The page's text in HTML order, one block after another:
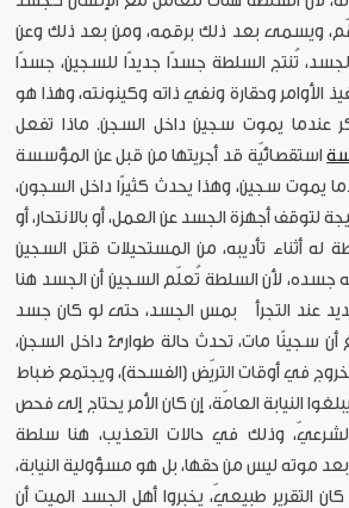
ويسمى بعد ذلك برقمه، ومن بعد ذلك وعن
تُنتج السلطة جسدًا جديدًا للسجين، جسدًا
الأوامر وحقارة ونفي ذاته وكينونته، وهذا هو
عندما يموت سجين داخل السجن. ماذا تفعل
استقصائيّة قد أجريتها من قبل عن المؤسسة
يموت سجين، وهذا يحدث كثيرًا داخل السجون،
لتوقف أجهزة الجسد عن العمل، أو بالانتحار، أو
له أثناء تأديبه، من المستحيلات قتل السجين
جسده، لأن السلطة تُعلّم السجين أن الجسد هنا
عند التجرأ بمس الجسد، حتى لو كان جسد
أن سجينًا مات، تحدث حالة طوارئ داخل السجن،
في أوقات التريّض (الفسحة)، ويجتمع ضباط
النيابة العامّة، إن كان الأمر يحتاج إلى فحص
وذلك في حالات التعذيب، هنا سلطة
موته ليس من حقها، بل هو مسؤولية النيابة،
التقرير طبيعيّ، يخبروا أهل الجسد الميت أن